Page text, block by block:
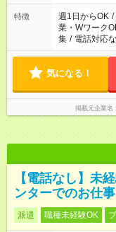
特徴 週1日からOK /
業・Wワーク
集 / 電話対応
気になる！
掲載元企業名
【電話なし】未
ンターでのお仕事
派遣 職種未経験OK